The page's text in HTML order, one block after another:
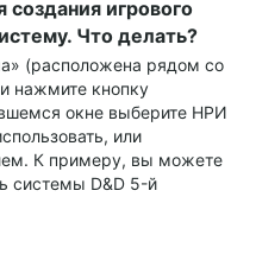
создания игрового
Что делать?
(расположена рядом со
нажмите кнопку
окне выберите НРИ
или
К примеру, вы можете
системы D&D 5-й